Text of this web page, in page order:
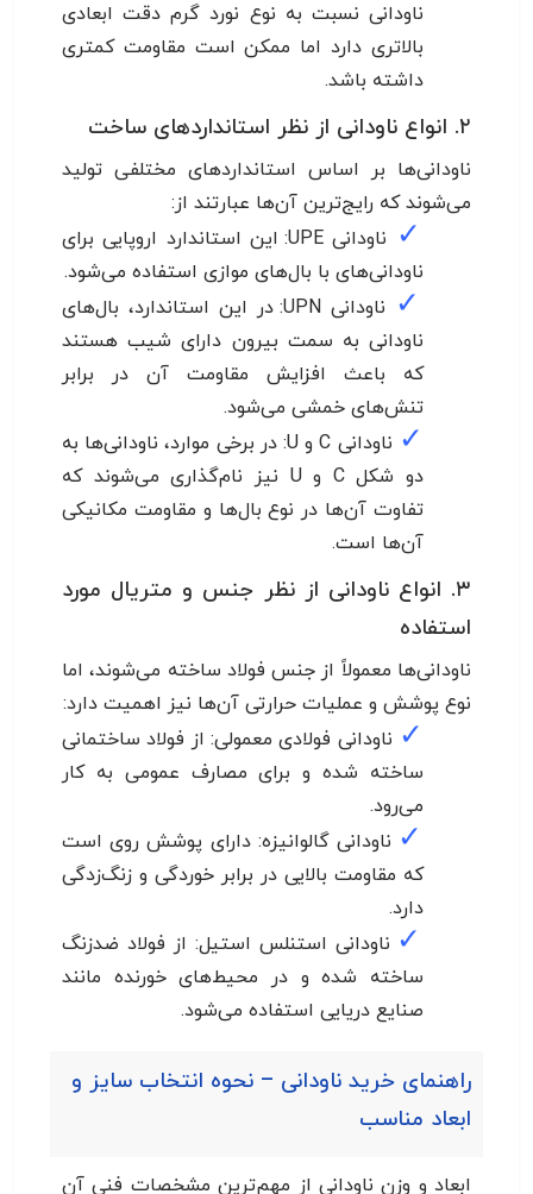
ناودانی نسبت به نوع نورد گرم دقت ابعادی
بالاتری دارد اما ممکن است مقاومت کمتری
داشته باشد.
۲. انواع ناودانی از نظر استانداردهای ساخت
ناودانی‌ها بر اساس استانداردهای مختلفی تولید
می‌شوند که رایج‌ترین آن‌ها عبارتند از:
✓
ناودانی UPE: این استاندارد اروپایی برای
ناودانی‌های با بال‌های موازی استفاده می‌شود.
✓
ناودانی UPN: در این استاندارد، بال‌های
ناودانی به سمت بیرون دارای شیب هستند
که باعث افزایش مقاومت آن در برابر
تنش‌های خمشی می‌شود.
✓
ناودانی C و U: در برخی موارد، ناودانی‌ها به
دو شکل C و U نیز نام‌گذاری می‌شوند که
تفاوت آن‌ها در نوع بال‌ها و مقاومت مکانیکی
آن‌ها است.
۳. انواع ناودانی از نظر جنس و متریال مورد
استفاده
ناودانی‌ها معمولاً از جنس فولاد ساخته می‌شوند، اما
نوع پوشش و عملیات حرارتی آن‌ها نیز اهمیت دارد:
✓ ناودانی فولادی معمولی: از فولاد ساختمانی
ساخته شده و برای مصارف عمومی به کار
می‌رود.
✓ ناودانی گالوانیزه: دارای پوشش روی است
که مقاومت بالایی در برابر خوردگی و زنگ‌زدگی
دارد.
✓ ناودانی استنلس استیل: از فولاد ضدزنگ
ساخته شده و در محیط‌های خورنده مانند
صنایع دریایی استفاده می‌شود.
راهنمای خرید ناودانی – نحوه انتخاب سایز و
ابعاد مناسب
ابعاد و وزن ناودانی از مهم‌ترین مشخصات فنی آن